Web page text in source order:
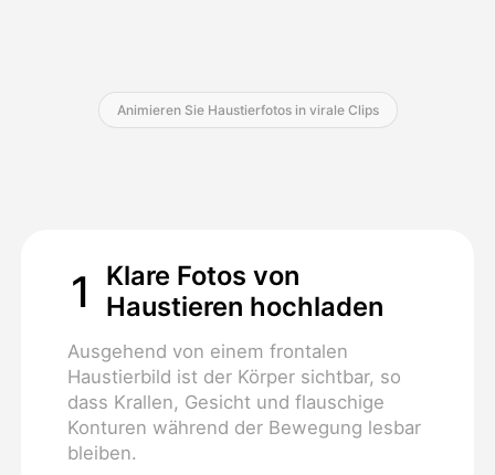
Animieren Sie Haustierfotos in virale Clips
1
Klare Fotos von
Haustieren hochladen
Ausgehend von einem frontalen
Haustierbild ist der Körper sichtbar, so
dass Krallen, Gesicht und flauschige
Konturen während der Bewegung lesbar
bleiben.